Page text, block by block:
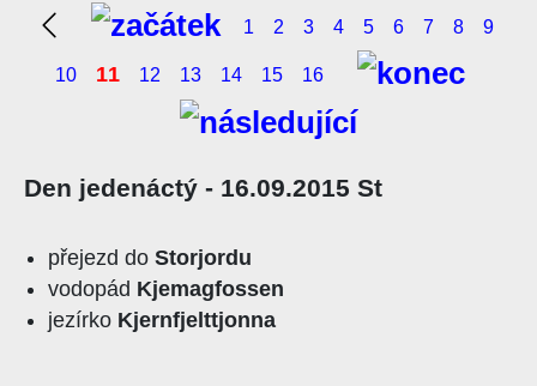
1 2 3 4 5 6 7 8 9
10 11 12 13 14 15 16
Den jedenáctý - 16.09.2015 St
přejezd do Storjordu
vodopád Kjemagfossen
jezírko Kjernfjelttjonna